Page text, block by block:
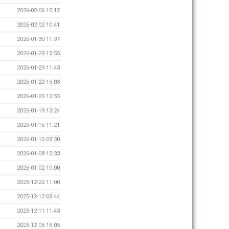
2026-02-06 10:12
2026-02-02 10:41
2026-01-30 11:37
2026-01-29 15:55
2026-01-29 11:43
2026-01-22 15:03
2026-01-20 12:55
2026-01-19 13:24
2026-01-16 11:21
2026-01-15 09:30
2026-01-08 12:33
2026-01-02 10:00
2025-12-22 11:00
2025-12-12 09:44
2025-12-11 11:43
2025-12-05 16:05